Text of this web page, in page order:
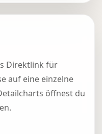
Direktlink für
auf eine einzelne
öffnest du